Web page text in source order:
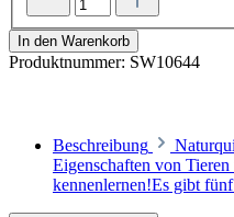
In den Warenkorb
Produktnummer: SW10644
Beschreibung
Eigenschaften von
kennenlernen!Es gibt